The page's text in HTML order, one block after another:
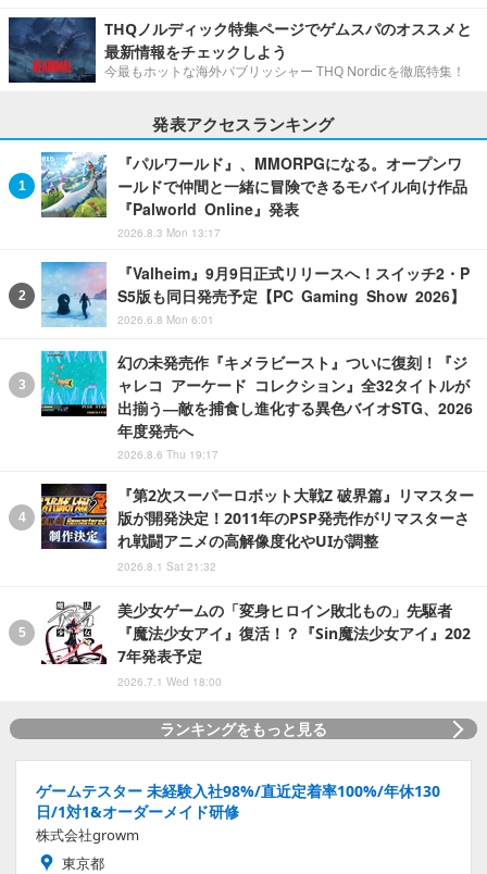
THQノルディック特集ページでゲムスパのオススメと
最新情報をチェックしよう
今最もホットな海外パブリッシャー THQ Nordicを徹底特集！
発表アクセスランキング
『パルワールド』、MMORPGになる。オープンワ
ールドで仲間と一緒に冒険できるモバイル向け作品
『Palworld Online』発表
2026.8.3 Mon 13:17
『Valheim』9月9日正式リリースへ！スイッチ2・P
S5版も同日発売予定【PC Gaming Show 2026】
2026.6.8 Mon 6:01
幻の未発売作『キメラビースト』ついに復刻！『ジ
ャレコ アーケード コレクション』全32タイトルが
出揃う―敵を捕食し進化する異色バイオSTG、2026
年度発売へ
2026.8.6 Thu 19:17
『第2次スーパーロボット大戦Z 破界篇』リマスター
版が開発決定！2011年のPSP発売作がリマスターさ
れ戦闘アニメの高解像度化やUIが調整
2026.8.1 Sat 21:32
美少女ゲームの「変身ヒロイン敗北もの」先駆者
『魔法少女アイ』復活！？『Sin魔法少女アイ』202
7年発表予定
2026.7.1 Wed 18:00
ランキングをもっと見る
ゲームテスター 未経験入社98%/直近定着率100%/年休130
日/1対1&オーダーメイド研修
株式会社growm
東京都